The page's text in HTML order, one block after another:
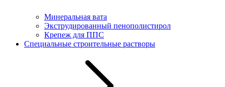
Минеральная вата
Экструдированный пенополистирол
Крепеж для ППС
Специальные строительные растворы